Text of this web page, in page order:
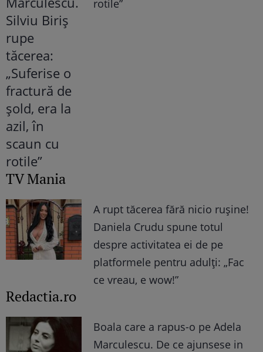
rotile”
TV Mania
A rupt tăcerea fără nicio rușine!
Daniela Crudu spune totul
despre activitatea ei de pe
platformele pentru adulți: „Fac
ce vreau, e wow!”
Redactia.ro
Boala care a rapus-o pe Adela
Marculescu. De ce ajunsese in